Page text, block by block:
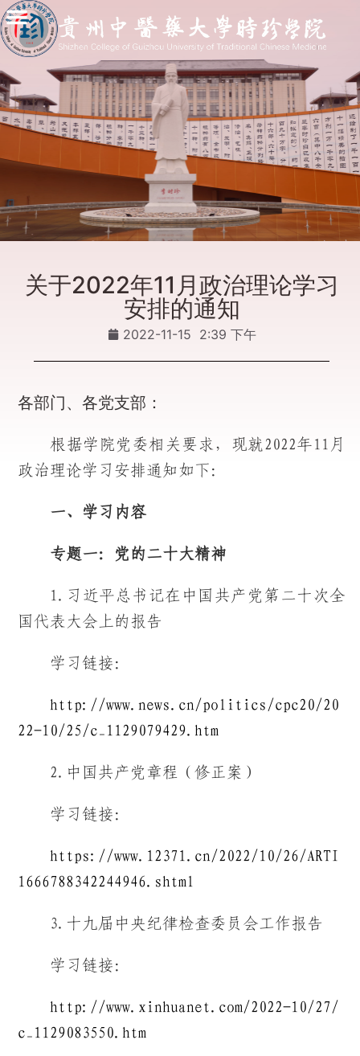
关于2022年11月政治理论学习
安排的通知
2022-11-15 2:39 下午
各部门、各党支部：
根据学院党委相关要求，现就2022年11月
政治理论学习安排通知如下：
一、学习内容
专题一：党的二十大精神
1.习近平总书记在中国共产党第二十次全
国代表大会上的报告
学习链接：
http://www.news.cn/politics/cpc20/20
22-10/25/c_1129079429.htm
2.中国共产党章程（修正案）
学习链接：
https://www.12371.cn/2022/10/26/ARTI
1666788342244946.shtml
3.十九届中央纪律检查委员会工作报告
学习链接：
http://www.xinhuanet.com/2022-10/27/
c_1129083550.htm